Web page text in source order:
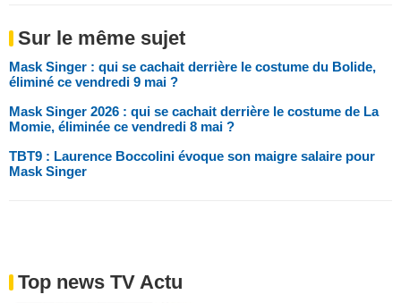
Sur le même sujet
Mask Singer : qui se cachait derrière le costume du Bolide,
éliminé ce vendredi 9 mai ?
Mask Singer 2026 : qui se cachait derrière le costume de La
Momie, éliminée ce vendredi 8 mai ?
TBT9 : Laurence Boccolini évoque son maigre salaire pour
Mask Singer
Top news TV Actu